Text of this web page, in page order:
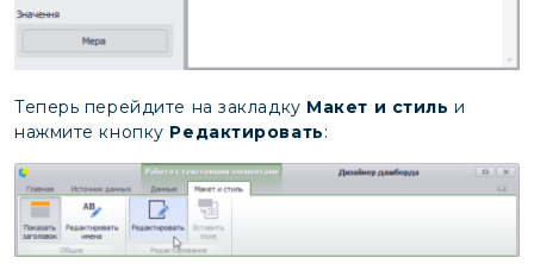
Теперь перейдите на закладку Макет и стиль и
нажмите кнопку Редактировать: